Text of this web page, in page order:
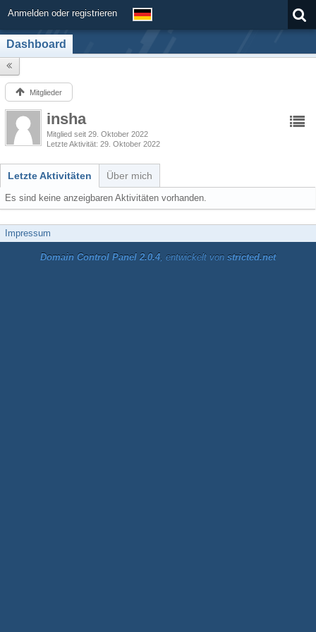
Anmelden oder registrieren
Dashboard
Mitglieder
insha
Mitglied seit 29. Oktober 2022
Letzte Aktivität 29. Oktober 2022
Letzte Aktivitäten Über mich
Es sind keine anzeigbaren Aktivitäten vorhanden.
Impressum
Domain Control Panel 2.0.4, entwickelt von stricted.net